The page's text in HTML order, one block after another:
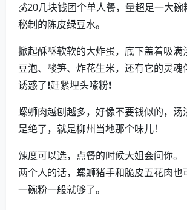
💰20几块钱团个单人餐，量超足一大
秘制的陈皮绿豆水。
掀起酥酥软软的大炸蛋，底下盖着吸满
豆泡、酸笋、炸花生米，还有它的灵魂
诱惑了❗赶紧埋头嗦粉❗
螺蛳肉越刨越多，好像不要钱似的，汤
是绝了，就是柳州当地那个味儿！
辣度可以选，点餐的时候大姐会问你。
两个人的话，螺蛳猪手和脆皮五花肉也
一碗粉一般就够了。